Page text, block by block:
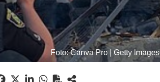
Foto: Canva Pro | Getty Images